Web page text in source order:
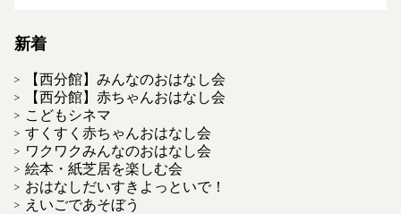
新着
【西分館】みんなのおはなし会
【西分館】赤ちゃんおはなし会
こどもシネマ
すくすく赤ちゃんおはなし会
ワクワクみんなのおはなし会
絵本・紙芝居を楽しむ会
おはなしだいすきよっといで！
えいごであそぼう